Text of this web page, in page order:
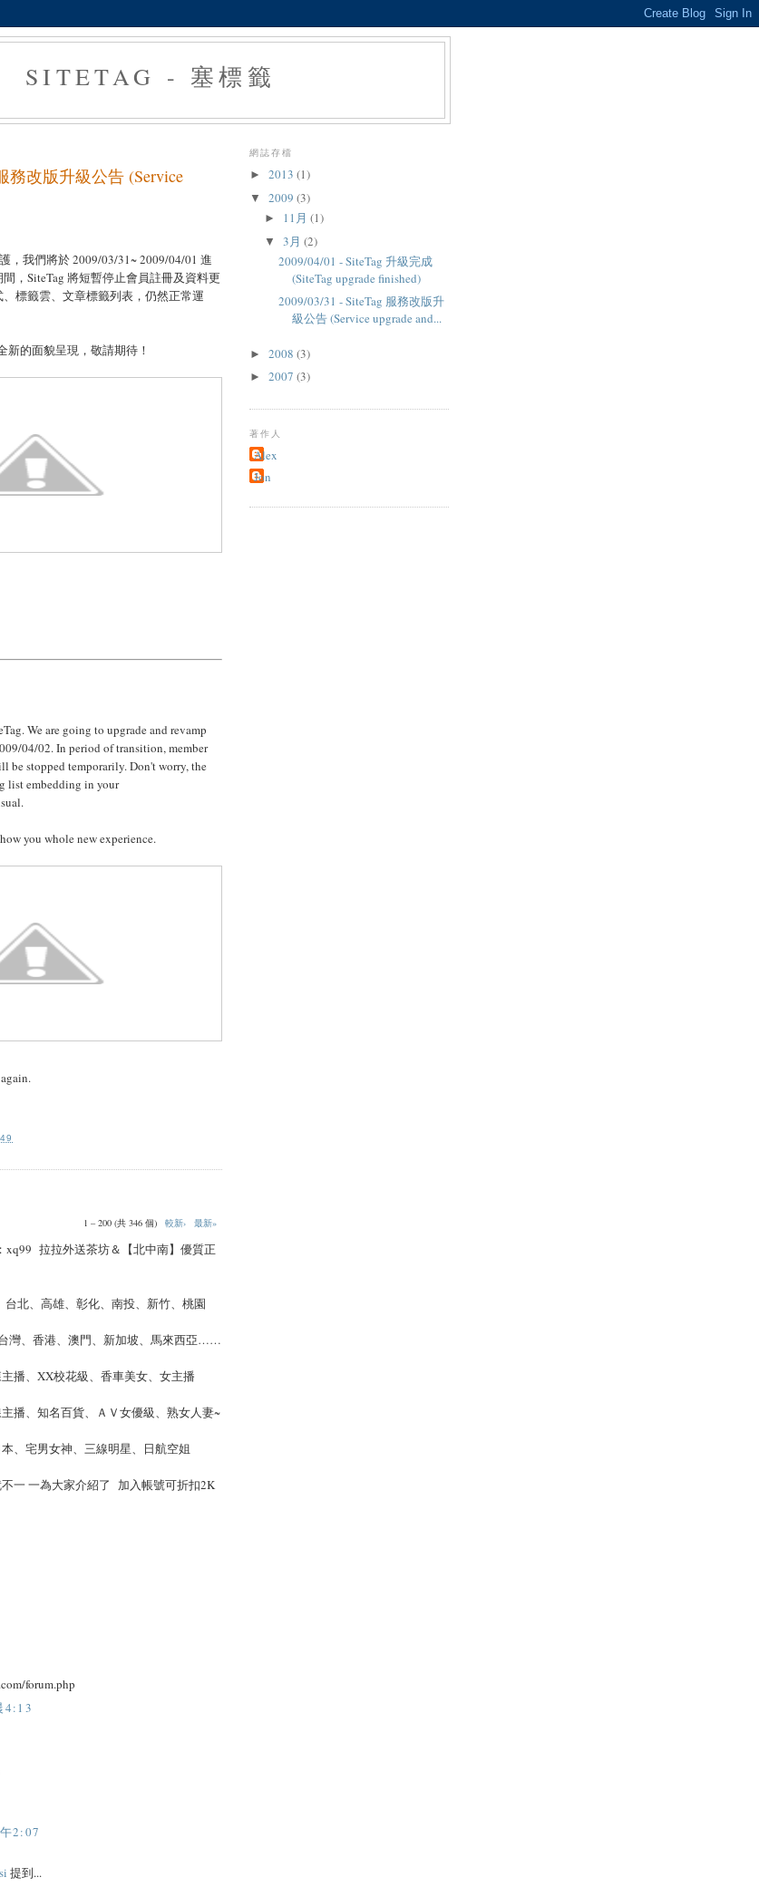
SITETAG - 塞標籤
務改版升級公告 (Service
，我們將於 2009/03/31~ 2009/04/01 進
，SiteTag 將短暫停止會員註冊及資料更
標籤雲、文章標籤列表，仍然正常運
新的面貌呈現，敬請期待！
We are going to upgrade and revamp
04/02. In period of transition, member
be stopped temporarily. Don't worry, the
list embedding in your
you whole new experience.
1 – 200 (共 346 個) 較新› 最新»
xq99 拉拉外送茶坊＆【北中南】優質正
北、高雄、彰化、南投、新竹、桃園
灣、香港、澳門、新加坡、馬來西亞……
播、XX校花級、香車美女、女主播
播、知名百貨、ＡＶ女優級、熟女人妻~
、宅男女神、三線明星、日航空姐
一 一為大家介紹了 加入帳號可折扣2K
forum.php
4:13
2:07
提到...
網誌存檔
► 2013 (1)
▼ 2009 (3)
► 11月 (1)
▼ 3月 (2)
2009/04/01 - SiteTag 升級完成
(SiteTag upgrade finished)
2009/03/31 - SiteTag 服務改版升
級公告 (Service upgrade and...
► 2008 (3)
► 2007 (3)
著作人
Alex
Jon